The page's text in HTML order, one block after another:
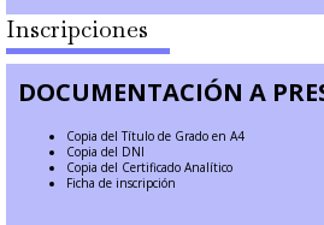
Inscripciones
DOCUMENTACIÓN A
Copia del Título de Grado en A4
Copia del DNI
Copia del Certificado Analítico
Ficha de inscripción